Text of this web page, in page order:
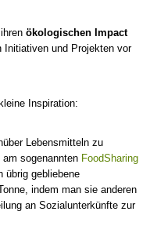
ökologischen Impact
Initiativen und Projekten vor
Inspiration:
Lebensmitteln zu
sogenannten FoodSharing
übrig gebliebene
indem man sie anderen
an Sozialunterkünfte zur